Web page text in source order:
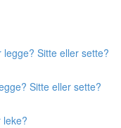
legge? Sitte eller sette?
Sitte eller sette?
leke?